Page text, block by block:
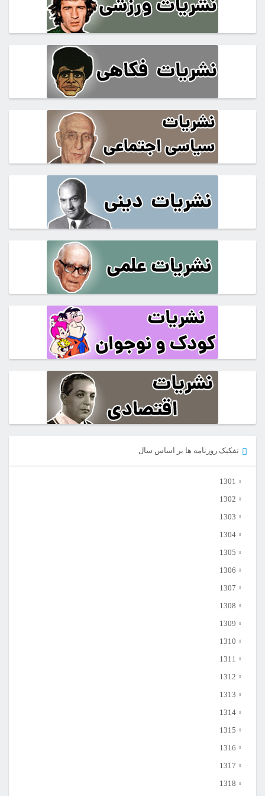
تفکیک روزنامه ها بر اساس سال
1301
1302
1303
1304
1305
1306
1307
1308
1309
1310
1311
1312
1313
1314
1315
1316
1317
1318